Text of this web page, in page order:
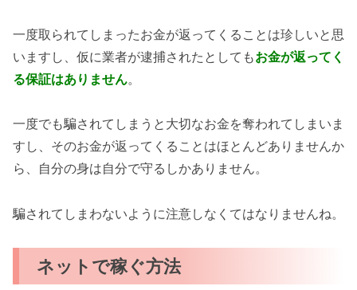
一度取られてしまったお金が返ってくることは珍しいと思
いますし、仮に業者が逮捕されたとしてもお金が返ってく
る保証はありません。
一度でも騙されてしまうと大切なお金を奪われてしまいま
すし、そのお金が返ってくることはほとんどありませんか
ら、自分の身は自分で守るしかありません。
騙されてしまわないように注意しなくてはなりませんね。
ネットで稼ぐ方法